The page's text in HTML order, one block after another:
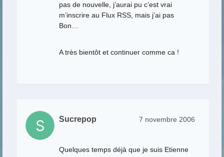
pas de nouvelle, j’aurai pu c’est vrai
m’inscrire au Flux RSS, mais j’ai pas
Bon…
A très bientôt et continuer comme ca !
Sucrepop 7 novembre 2006
Quelques temps déjà que je suis Etienne